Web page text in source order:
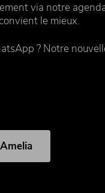
via notre
le mieux.
? Notre